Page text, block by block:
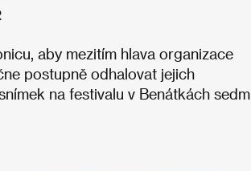
aby mezitím hlava organizace
postupně odhalovat jejich
na festivalu v Benátkách sedm